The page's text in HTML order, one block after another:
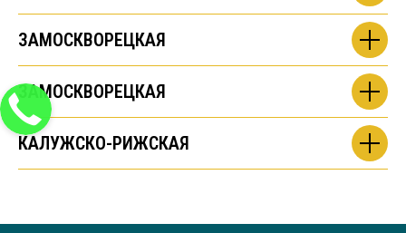
ЗАМОСКВОРЕЦКАЯ
ЗАМОСКВОРЕЦКАЯ
КАЛУЖСКО-РИЖСКАЯ